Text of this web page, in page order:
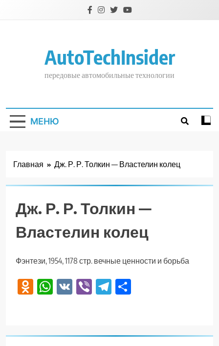
AutoTechInsider
передовые автомобильные технологии
МЕНЮ
Главная Дж. Р. Р. Толкин — Властелин колец
Дж. Р. Р. Толкин —
Властелин колец
Фэнтези, 1954, 1178 стр. вечные ценности и борьба
Odnoklassniki
WhatsApp
VK ViberTelegram